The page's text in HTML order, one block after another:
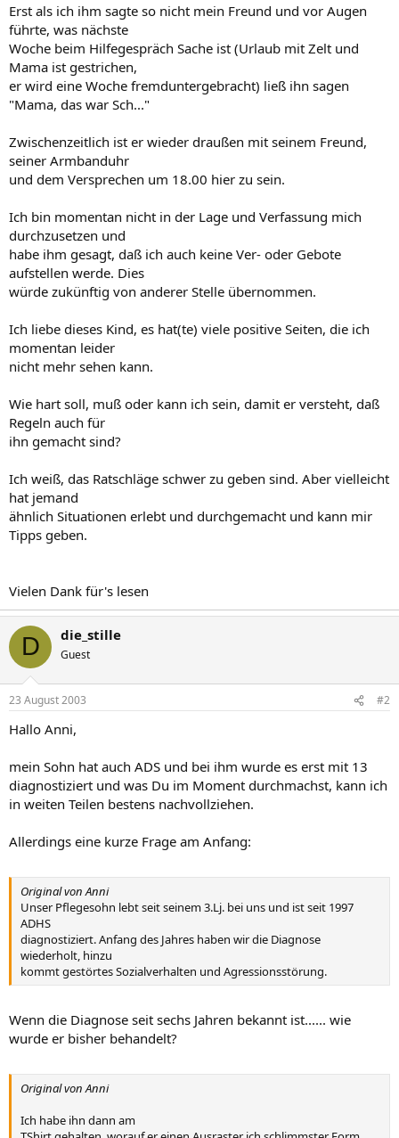
Erst als ich ihm sagte so nicht mein Freund und vor Augen
führte, was nächste
Woche beim Hilfegespräch Sache ist (Urlaub mit Zelt und
Mama ist gestrichen,
er wird eine Woche fremduntergebracht) ließ ihn sagen
"Mama, das war Sch..."
Zwischenzeitlich ist er wieder draußen mit seinem Freund,
seiner Armbanduhr
und dem Versprechen um 18.00 hier zu sein.
Ich bin momentan nicht in der Lage und Verfassung mich
durchzusetzen und
habe ihm gesagt, daß ich auch keine Ver- oder Gebote
aufstellen werde. Dies
würde zukünftig von anderer Stelle übernommen.
Ich liebe dieses Kind, es hat(te) viele positive Seiten, die ich
momentan leider
nicht mehr sehen kann.
Wie hart soll, muß oder kann ich sein, damit er versteht, daß
Regeln auch für
ihn gemacht sind?
Ich weiß, das Ratschläge schwer zu geben sind. Aber vielleicht
hat jemand
ähnlich Situationen erlebt und durchgemacht und kann mir
Tipps geben.
Vielen Dank für's lesen
D die_stille
Guest
23 August 2003 #2
Hallo Anni,
mein Sohn hat auch ADS und bei ihm wurde es erst mit 13
diagnostiziert und was Du im Moment durchmachst, kann ich
in weiten Teilen bestens nachvollziehen.
Allerdings eine kurze Frage am Anfang:
Original von Anni
Unser Pflegesohn lebt seit seinem 3.Lj. bei uns und ist seit 1997
ADHS
diagnostiziert. Anfang des Jahres haben wir die Diagnose
wiederholt, hinzu
kommt gestörtes Sozialverhalten und Agressionsstörung.
Wenn die Diagnose seit sechs Jahren bekannt ist...... wie
wurde er bisher behandelt?
Original von Anni
Ich habe ihn dann am